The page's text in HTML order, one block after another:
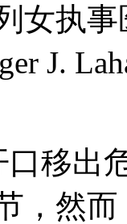
女执
J.
口移出
，然